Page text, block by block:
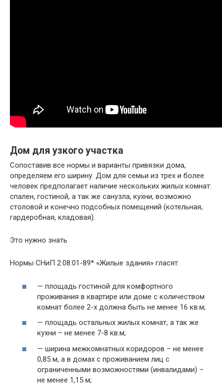
Дом для узкого участка
Сопоставив все нормы и варианты привязки дома,
определяем его ширину. Дом для семьи из трех и более
человек предполагает наличие нескольких жилых комнат:
спален, гостиной, а так же санузла, кухни, возможно
столовой и конечно подсобных помещений (котельная,
гардеробная, кладовая).
Это нужно знать
Нормы СНиП 2.08.01-89* «Жилые здания» гласят:
— площадь гостиной для комфортного
проживания в квартире или доме с количеством
комнат более 2-х должна быть не менее 16 кв.м;
— площадь остальных жилых комнат, а так же
кухни – не менее 7-8 кв.м;
— ширина межкомнатных коридоров – не менее
0,85 м, а в домах с проживанием лиц с
ограниченными возможностями (инвалидами) –
не менее 1,15 м;